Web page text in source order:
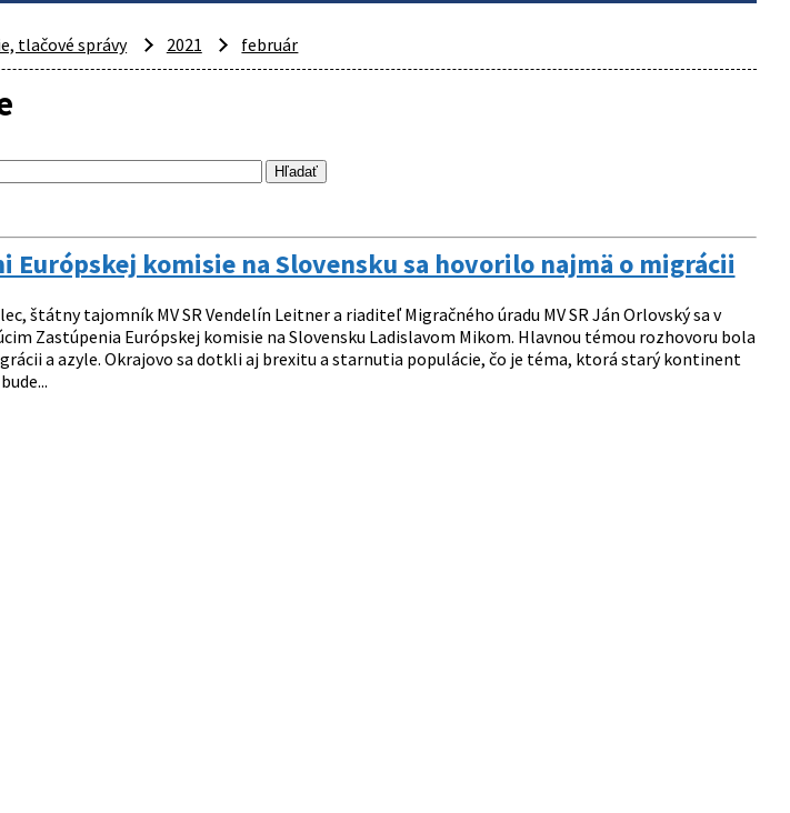
tlačové správy 2021 február
Európskej komisie na Slovensku sa hovorilo najmä o migrácii
štátny tajomník MV SR Vendelín Leitner a riaditeľ Migračného úradu MV SR Ján Orlovský sa v
Zastúpenia Európskej komisie na Slovensku Ladislavom Mikom. Hlavnou témou rozhovoru bola
a azyle. Okrajovo sa dotkli aj brexitu a starnutia populácie, čo je téma, ktorá starý kontinent